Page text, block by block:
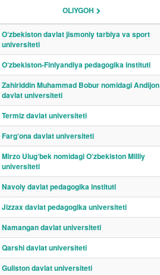
OLIYGOH
O‘zbekiston davlat jismoniy tarbiya va sport
universiteti
O‘zbekiston-Finlyandiya pedagogika instituti
Zahiriddin Muhammad Bobur nomidagi Andijon
davlat universiteti
Termiz davlat universiteti
Farg‘ona davlat universiteti
Mirzo Ulug‘bek nomidagi O‘zbekiston Milliy
universiteti
Navoiy davlat pedagogika instituti
Jizzax davlat pedagogika universiteti
Namangan davlat universiteti
Qarshi davlat universiteti
Guliston davlat universiteti